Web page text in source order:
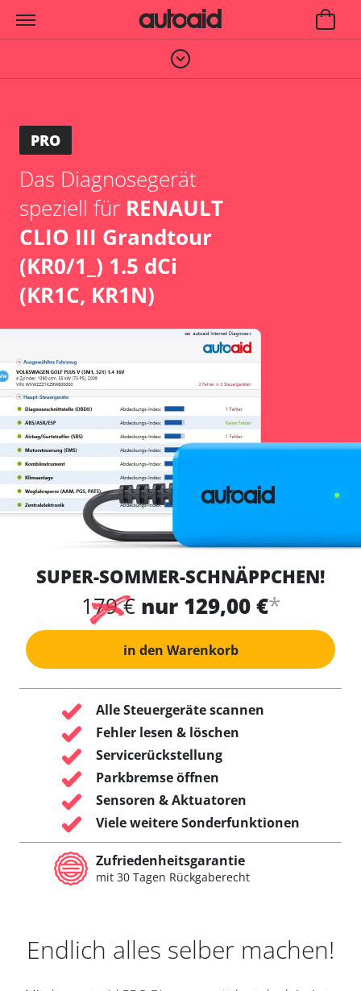
PRO
Das Diagnosegerät
speziell für RENAULT
CLIO III Grandtour
(KR0/1_) 1.5 dCi
(KR1C, KR1N)
SUPER-SOMMER-SCHNÄPPCHEN!
179 € nur 129,00 €*
in den Warenkorb
Alle Steuergeräte scannen
Fehler lesen & löschen
Servicerückstellung
Parkbremse öffnen
Sensoren & Aktuatoren
Viele weitere Sonderfunktionen
Zufriedenheitsgarantie
mit 30 Tagen Rückgaberecht
Endlich alles selber machen!